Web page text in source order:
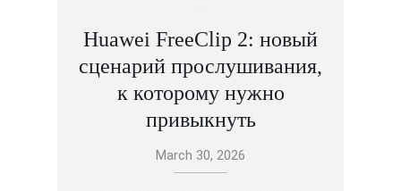
Huawei FreeClip 2: новый
сценарий прослушивания,
к которому нужно
привыкнуть
March 30, 2026